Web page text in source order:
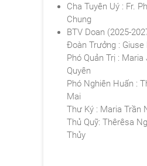
Cha Tuyên Uý : Fr.
Chung
BTV Doan (2025-
Đoàn Trưởng :
Phó Quản Trị :
Quyên
Phó Nghiên Huấn :
Mai
Thư Ký : Maria Trần
Thủ Quỹ: Thêrêsa
Thủy